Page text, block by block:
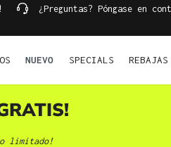
¿Preguntas? Póngase en
NUEVO SPECIALS REBAJAS
limitado!